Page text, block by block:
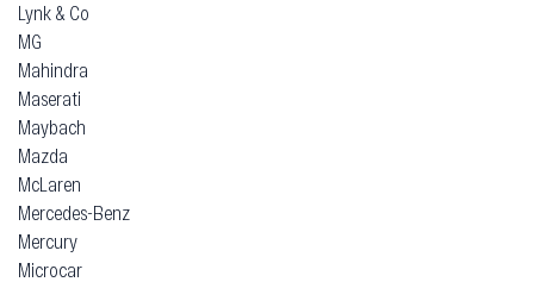
Lynk & Co
MG
Mahindra
Maserati
Maybach
Mazda
McLaren
Mercedes-Benz
Mercury
Microcar